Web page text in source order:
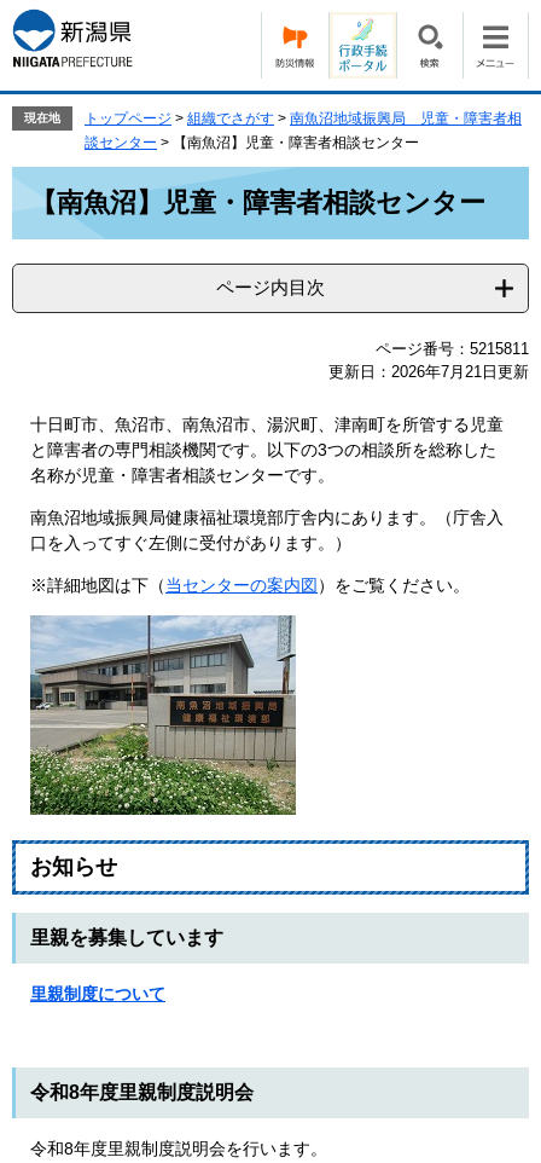
ー
ジ
の
で
ニ
ュ
ー
ば
本
文
現在地 トップページ > 組織でさがす > 南魚沼地域振興局 児童・障害者相
談センター > 【南魚沼】児童・障害者相談センター
【南魚沼】児童・障害者相談センター
ページ内目次
ページ番号：5215811
更新日：2026年7月21日更新
十日町市、魚沼市、南魚沼市、湯沢町、津南町を所管する児童
と障害者の専門相談機関です。以下の3つの相談所を総称した
名称が児童・障害者相談センターです。
南魚沼地域振興局健康福祉環境部庁舎内にあります。（庁舎入
口を入ってすぐ左側に受付があります。）
※詳細地図は下（当センターの案内図 ）をご覧ください。
お知らせ
里親を募集しています
里親制度について
令和8年度里親制度説明会
令和8年度里親制度説明会を行います。